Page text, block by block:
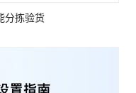
分拣验货